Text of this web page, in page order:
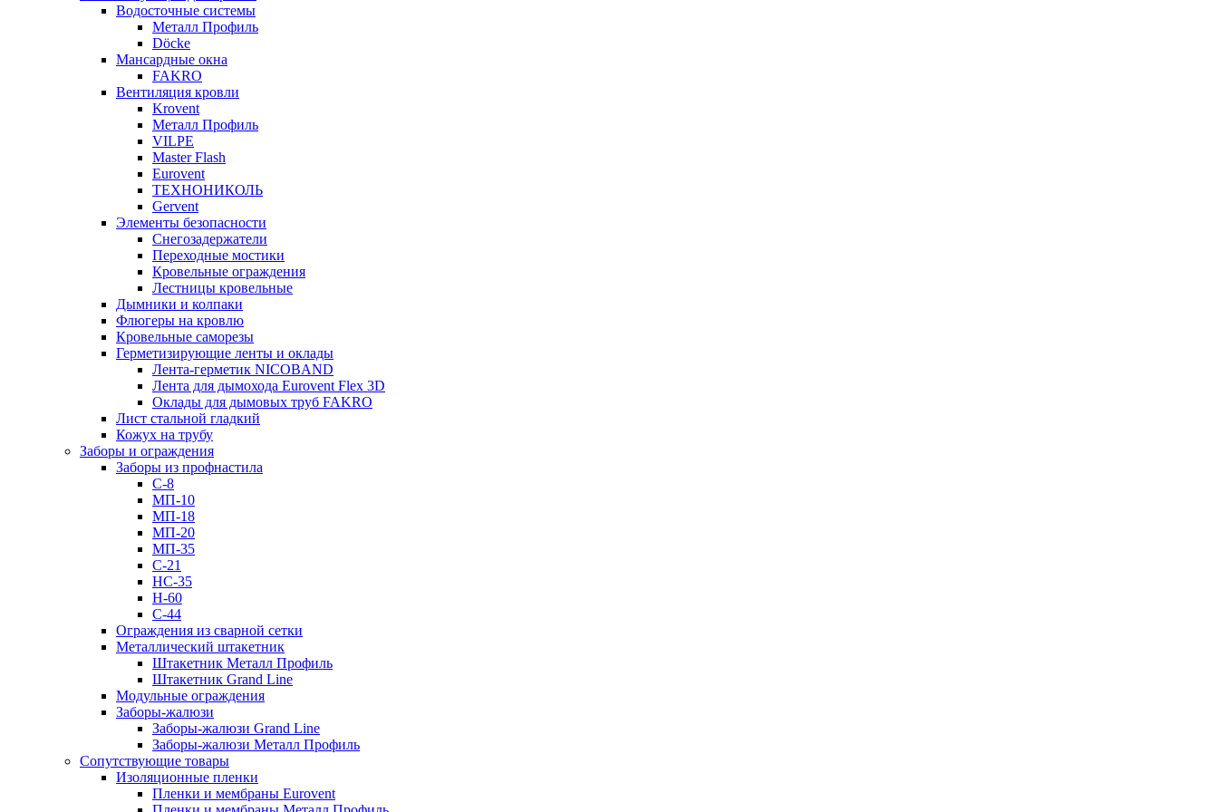
Водосточные системы
Металл Профиль
Döcke
Мансардные окна
FAKRO
Вентиляция кровли
Krovent
Металл Профиль
VILPE
Master Flash
Eurovent
ТЕХНОНИКОЛЬ
Gervent
Элементы безопасности
Снегозадержатели
Переходные мостики
Кровельные ограждения
Лестницы кровельные
Дымники и колпаки
Флюгеры на кровлю
Кровельные саморезы
Герметизирующие ленты и оклады
Лента-герметик NICOBAND
Лента для дымохода Eurovent Flex 3D
Оклады для дымовых труб FAKRO
Лист стальной гладкий
Кожух на трубу
Заборы и ограждения
Заборы из профнастила
С-8
МП-10
МП-18
МП-20
МП-35
С-21
НС-35
Н-60
С-44
Ограждения из сварной сетки
Металлический штакетник
Штакетник Металл Профиль
Штакетник Grand Line
Модульные ограждения
Заборы-жалюзи
Заборы-жалюзи Grand Line
Заборы-жалюзи Металл Профиль
Сопутствующие товары
Изоляционные пленки
Пленки и мембраны Eurovent